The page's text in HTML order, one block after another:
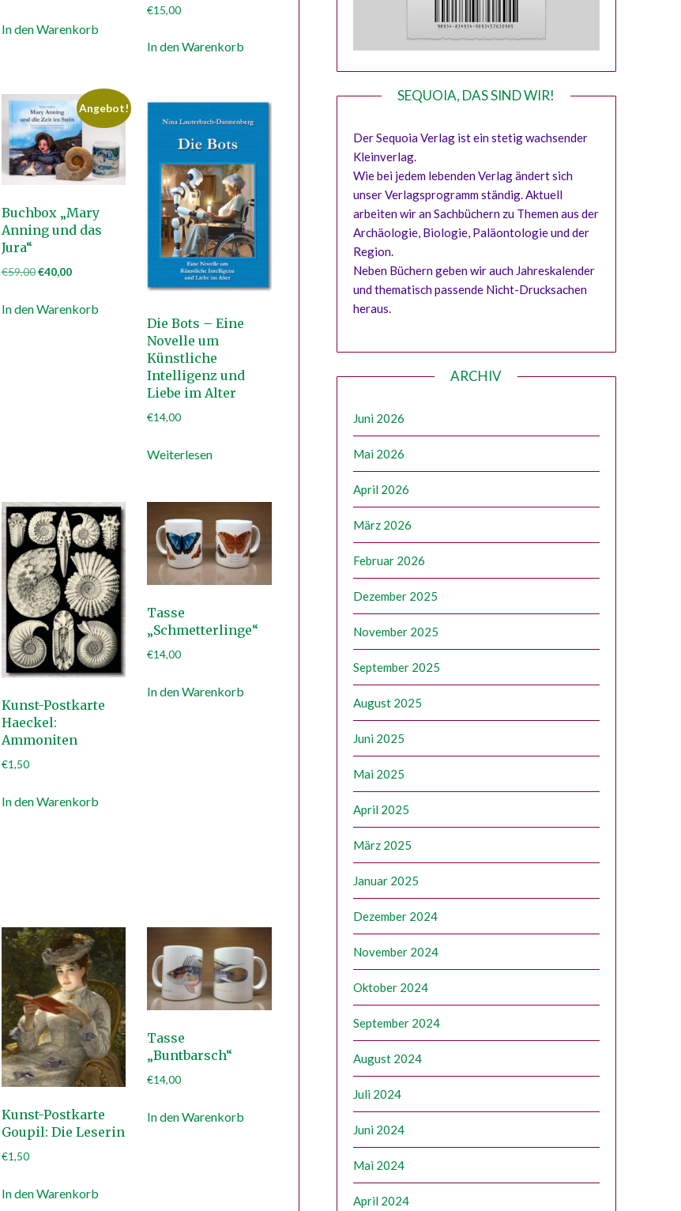
In den Warenkorb
€15,00
In den Warenkorb
Angebot!
Buchbox „Mary
Anning und das
Jura“
€59,00 Ursprünglicher
war:
€40,00Aktueller
ist:
In den Warenkorb
Die Bots – Eine
Novelle um
Künstliche
Intelligenz und
Liebe im Alter
€14,00
Weiterlesen
Kunst-Postkarte
Haeckel:
Ammoniten
€1,50
In den Warenkorb
Tasse
„Schmetterlinge“
€14,00
In den Warenkorb
Kunst-Postkarte
Goupil: Die Leserin
€1,50
In den Warenkorb
Tasse
„Buntbarsch“
€14,00
In den Warenkorb
SEQUOIA, DAS SIND WIR!
Der Sequoia Verlag ist ein stetig wachsender
Kleinverlag.
Wie bei jedem lebenden Verlag ändert sich
unser Verlagsprogramm ständig. Aktuell
arbeiten wir an Sachbüchern zu Themen aus der
Archäologie, Biologie, Paläontologie und der
Region.
Neben Büchern geben wir auch Jahreskalender
und thematisch passende Nicht-Drucksachen
heraus.
ARCHIV
Juni 2026
Mai 2026
April 2026
März 2026
Februar 2026
Dezember 2025
November 2025
September 2025
August 2025
Juni 2025
Mai 2025
April 2025
März 2025
Januar 2025
Dezember 2024
November 2024
Oktober 2024
September 2024
August 2024
Juli 2024
Juni 2024
Mai 2024
April 2024